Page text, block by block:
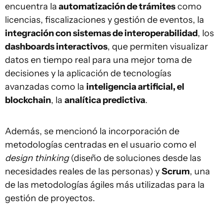
encuentra laautomatización de trámitescomo
licencias, fiscalizaciones y gestión de eventos, la
integración con sistemas de interoperabilidad, los
dashboards interactivos, que permiten visualizar
datos en tiempo real para una mejor toma de
decisiones y la aplicación de tecnologías
avanzadas como la inteligencia artificial, el
blockchain, la analítica predictiva.
Además, se mencionó la incorporación de
metodologías centradas en el usuario como el
design thinking(diseño de soluciones desde las
necesidades reales de las personas) yScrum, una
de las metodologías ágiles más utilizadas para la
gestión de proyectos.